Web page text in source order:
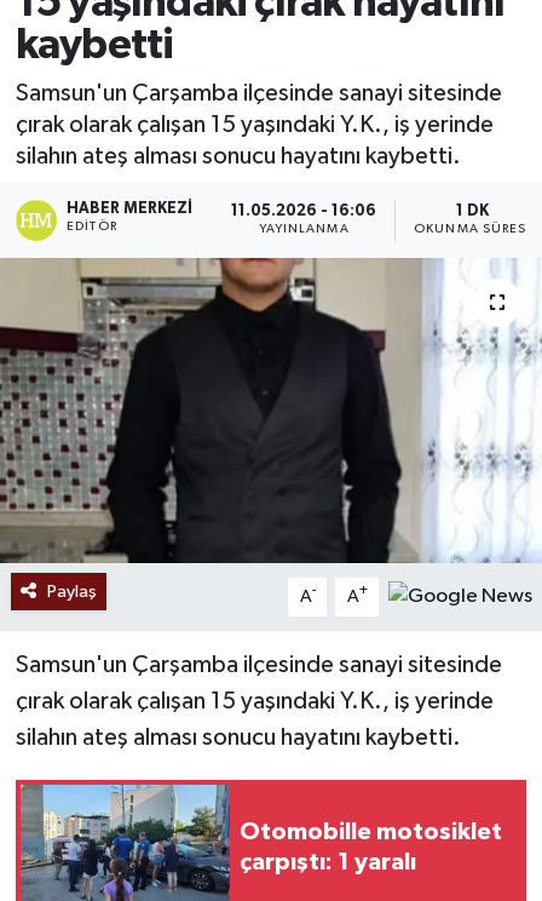
kaybetti
Samsun'un Çarşamba ilçesinde sanayi sitesinde
çırak olarak çalışan 15 yaşındaki Y.K., iş yerinde
silahın ateş alması sonucu hayatını kaybetti.
HABER MERKEZI
EDITÖR
11.05.2026 - 16:06
YAYINLANMA
1 DK
OKUNMA SÜRESI
Paylaş A- A+
Samsun'un Çarşamba ilçesinde sanayi sitesinde
çırak olarak çalışan 15 yaşındaki Y.K., iş yerinde
silahın ateş alması sonucu hayatını kaybetti.
Otomobille motosiklet
çarpıştı: 1 yaralı
Ekonomi
Sağlık
Tokat Haber